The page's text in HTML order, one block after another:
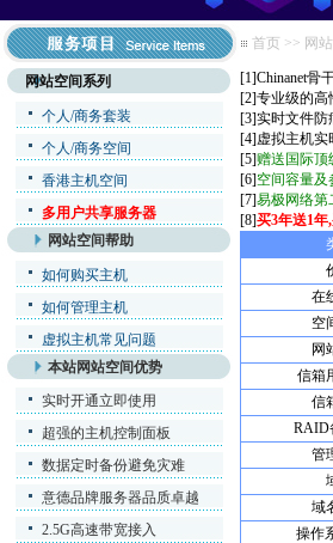
首页 >> 网
网站空间系列
个人/商务套装
个人/商务空间
香港主机空间
多用户共享服务器
网站空间帮助
如何购买主机
如何管理主机
虚拟主机常见问题
本站网站空间优势
实时开通立即使用
超强的主机控制面板
数据定时备份避免灾难
意德品牌服务器品质卓越
2.5G高速带宽接入
[1]Chinanet骨
[2]专业级的高
[3]实时文件防
[4]虚拟主机实
[5]赠送国际顶
[6]空间容量及
[7]易极网络第
[8]买3年送1年
在
空
网
信箱
信
RAID
管
域
操作